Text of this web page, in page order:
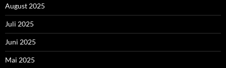
August 2025
Juli 2025
Juni 2025
Mai 2025